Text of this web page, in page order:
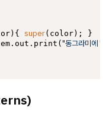
super(color); }
"동그라미에 "